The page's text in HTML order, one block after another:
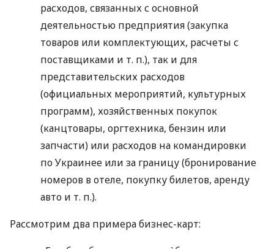
расходов, связанных с основной
деятельностью предприятия (закупка
товаров или комплектующих, расчеты с
поставщиками и т. п.), так и для
представительских расходов
(официальных мероприятий, культурных
программ), хозяйственных покупок
(канцтовары, оргтехника, бензин или
запчасти) или расходов на командировки
по Украинее или за границу (бронирование
номеров в отеле, покупку билетов, аренду
авто и т. п.).
Рассмотрим два примера бизнес-карт: